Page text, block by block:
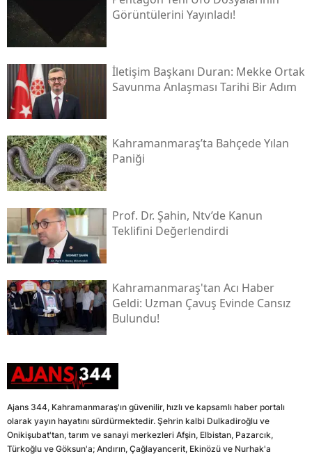
Görüntülerini Yayınladı!
İletişim Başkanı Duran: Mekke Ortak
Savunma Anlaşması Tarihi Bir Adım
Kahramanmaraş’ta Bahçede Yılan
Paniği
Prof. Dr. Şahin, Ntv’de Kanun
Teklifini Değerlendirdi
Kahramanmaraş'tan Acı Haber
Geldi: Uzman Çavuş Evinde Cansız
Bulundu!
Ajans 344, Kahramanmaraş'ın güvenilir, hızlı ve kapsamlı haber portalı
olarak yayın hayatını sürdürmektedir. Şehrin kalbi Dulkadiroğlu ve
Onikişubat'tan, tarım ve sanayi merkezleri Afşin, Elbistan, Pazarcık,
Türkoğlu ve Göksun'a; Andırın, Çağlayancerit, Ekinözü ve Nurhak'a